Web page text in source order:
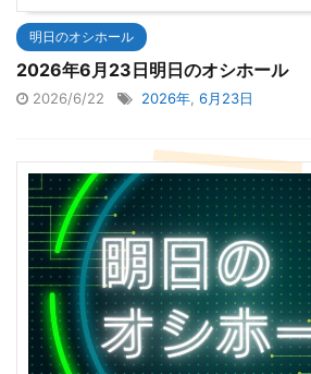
明日のオシホール
2026年6月23日明日のオシホール
2026/6/22 2026年 6月23日